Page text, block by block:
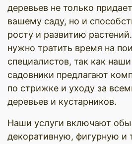
деревьев не только
вашему саду, но и
росту и развитию
нужно тратить время на
специалистов, так как
садовники предлагают
по стрижке и уходу за
деревьев и кустарников.
Наши услуги включают
декоративную, фигурную и